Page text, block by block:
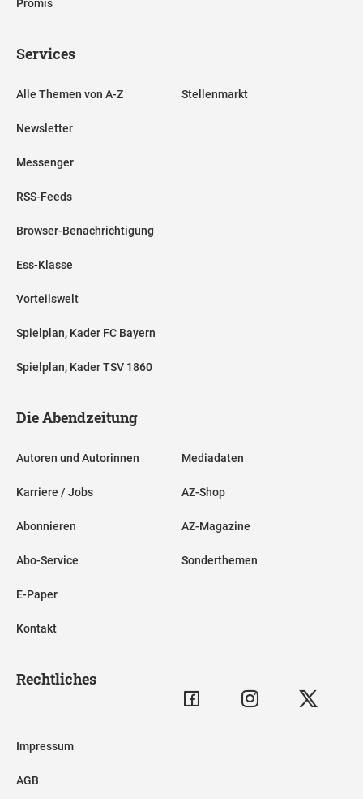
Promis
Services
Alle Themen von A-Z
Newsletter
Messenger
RSS-Feeds
Browser-Benachrichtigung
Ess-Klasse
Vorteilswelt
Spielplan, Kader FC Bayern
Spielplan, Kader TSV 1860
Stellenmarkt
Die Abendzeitung
Autoren und Autorinnen
Karriere / Jobs
Abonnieren
Abo-Service
E-Paper
Kontakt
Mediadaten
AZ-Shop
AZ-Magazine
Sonderthemen
Rechtliches
Impressum
AGB